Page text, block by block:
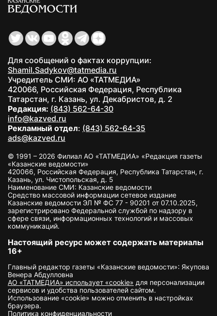
Для сообщений о фактах коррупции:
Shamil.Sadykov@tatmedia.ru
Учредитель СМИ: АО «ТАТМЕДИА»
420066, Российская Федерация, Республика
Татарстан, г. Казань, ул. Декабристов, д. 2
Редакция: (843) 562-64-30
info@kazved.ru
Рекламный отдел: (843) 562-64-35
ads@kazved.ru
© 1991 – 2026 Филиал АО «ТАТМЕДИА» «Редакция газеты
«Казанские ведомости»
420066, Российская Федерация, Республика Татарстан, г.
Казань, ул. Чистопольская, д. 5
Наименование СМИ: Казанские ведомости
Средство массовой информации сетевое издание
Казанские ведомости ЭЛ № ФС 77 - 90201 от 07.10.2025,
зарегистрировано Федеральной службой по надзору в
сфере связи, информационных технологий и массовых
коммуникаций.
Настоящий ресурс может содержать материалы
16+
Главный редактор газеты «Казанские ведомости»: Якупова
Венера Абдулловна
АО «ТАТМЕДИА» использует «cookie» для персонализации
сервисов и удобства пользователей сайтом.
Использование «cookie» можно отменить в настройках
браузера.
Политика конфиденциальности